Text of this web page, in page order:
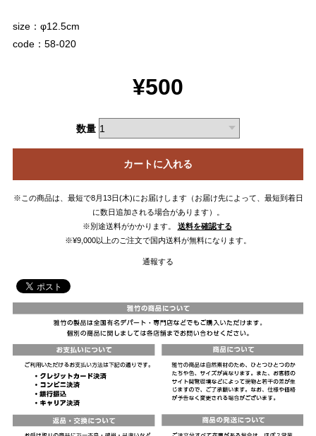
size：φ12.5cm
code：58-020
¥500
数量
カートに入れる
※この商品は、最短で8月13日(木)にお届けします（お届け先によって、最短到着日
に数日追加される場合があります）。
※別途送料がかかります。
送料を確認する
※¥9,000以上のご注文で国内送料が無料になります。
通報する